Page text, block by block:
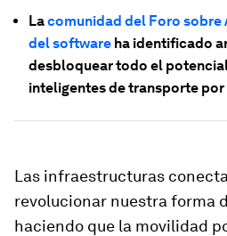
Lacomunidad del Foro sobre
del software ha identificado
desbloquear todo el
inteligentes de transporte
Las infraestructuras
revolucionar nuestra forma
haciendo que la movilidad